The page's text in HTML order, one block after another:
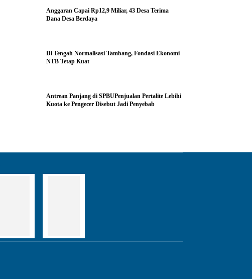
Anggaran Capai Rp12,9 Miliar, 43 Desa Terima
Dana Desa Berdaya
Di Tengah Normalisasi Tambang, Fondasi Ekonomi
NTB Tetap Kuat
Antrean Panjang di SPBUPenjualan Pertalite Lebihi
Kuota ke Pengecer Disebut Jadi Penyebab